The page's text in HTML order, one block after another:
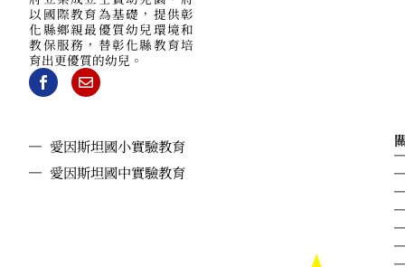
以國際教育為基礎，提供彰
化縣鄉親最優質幼兒環境和
教保服務，替彰化縣教育培
育出更優質的幼兒。
愛因斯坦國小實驗教育
愛因斯坦國中實驗教育